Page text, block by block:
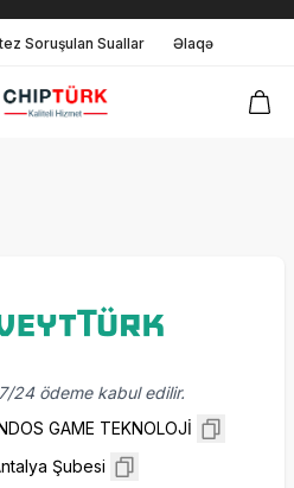
Soruşulan Suallar Əlaqə
24 ödeme kabul edilir.
GAME TEKNOLOJİ
Şubesi